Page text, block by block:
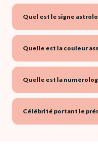
Quel est le signe
Quelle est la couleur
Quelle est la
Célébrité portant le